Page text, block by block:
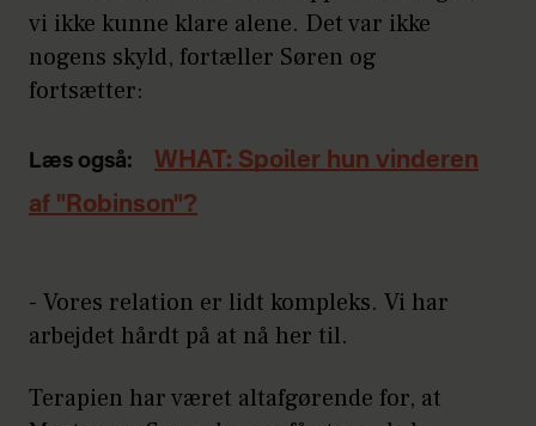
vi ikke kunne klare alene. Det var ikke
nogens skyld, fortæller Søren og
fortsætter:
Læs også:
WHAT: Spoiler hun vinderen
af "Robinson"?
- Vores relation er lidt kompleks. Vi har
arbejdet hårdt på at nå her til.
Terapien har været altafgørende for, at